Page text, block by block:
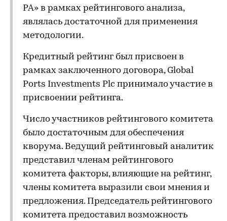
РА» в рамках рейтингового анализа,
являлась достаточной для применения
методологии.
Кредитный рейтинг был присвоен в
рамках заключенного договора, Global
Ports Investments Plc принимало участие в
присвоении рейтинга.
Число участников рейтингового комитета
было достаточным для обеспечения
кворума. Ведущий рейтинговый аналитик
представил членам рейтингового
комитета факторы, влияющие на рейтинг,
члены комитета выразили свои мнения и
предложения. Председатель рейтингового
комитета предоставил возможность